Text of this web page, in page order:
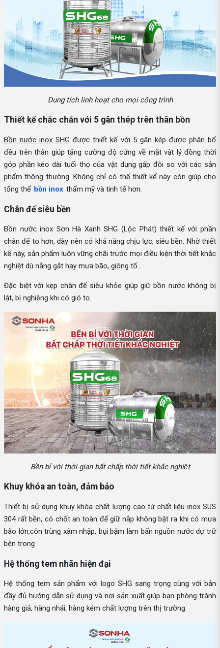
Dung tích linh hoạt cho mọi công trình
Thiết kế chắc chắn với 5 gân thép trên thân bồn
Bồn nước inox SHG được thiết kế với 5 gân kép được phân bố
đều trên thân giúp tăng cường độ cứng về mặt vật lý đồng thời
góp phần kéo dài tuổi thọ của vật dụng gấp đôi so với các sản
phẩm thông thường. Không chỉ có thế thiết kế này còn giúp cho
tổng thể bồn inox thẩm mỹ và tinh tế hơn.
Chân đế siêu bền
Bồn nước inox Sơn Hà Xanh SHG (Lộc Phát) thiết kế với phần
chân đế to hơn, dày nên có khả năng chịu lực, siêu bền. Nhờ thiết
kế này, sản phẩm luôn vững chãi trước mọi điều kiện thời tiết khắc
nghiệt dù nắng gắt hay mưa bão, giông tố…
Đặc biệt với kẹp chân đế siêu khỏe giúp giữ bồn nước không bị
lật, bị nghiêng khi có gió to.
Bền bỉ với thời gian bất chấp thời tiết khắc nghiệt
Khuy khóa an toàn, đảm bảo
Thiết bị sử dụng khuy khóa chất lượng cao từ chất liệu inox SUS
304 rất bền, có chốt an toàn để giữ nắp không bật ra khi có mưa
bão lớn,côn trùng xâm nhập, bụi bặm làm bẩn nguồn nước dự trữ
bên trong
Hệ thống tem nhãn hiện đại
Hệ thống tem sản phẩm với logo SHG sang trọng cùng với bản
đầy đủ hướng dẫn sử dụng và nơi sản xuất giúp bạn phòng tránh
hàng giả, hàng nhái, hàng kém chất lượng trên thị trường.